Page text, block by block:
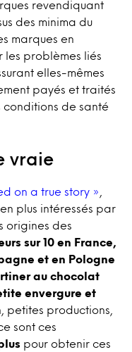
revendiquant
des minima du
marques en
les problèmes liés
elles-mêmes
payés et traités
conditions de santé
vraie
on a true story »
plus intéressés par
origines des
sur 10 en France,
et en Pologne
au chocolat
envergure et
petites productions,
sont ces
pour obtenir ces